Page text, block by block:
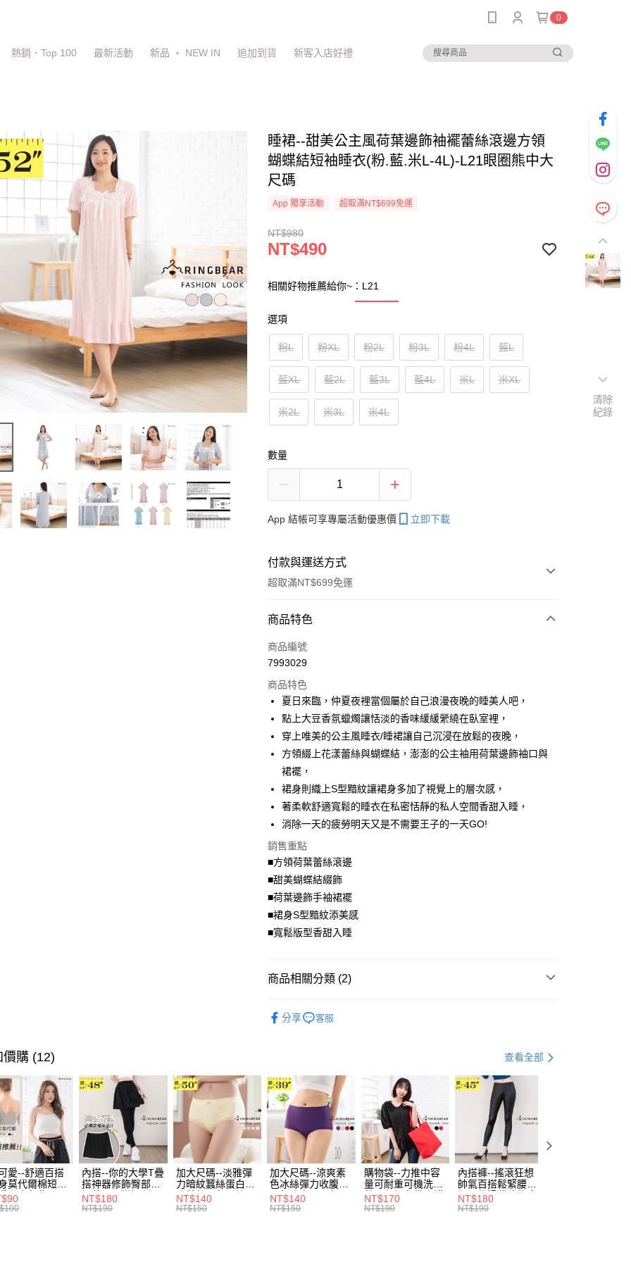
0
熱銷．Top 100 最新活動 新品 ‧ NEW IN 追加到貨 新客入店好禮
睡裙--甜美公主風荷葉邊飾袖襬蕾絲滾邊方領
蝴蝶結短袖睡衣(粉.藍.米L-4L)-L21眼圈熊中大
尺碼
App 獨享活動 超取滿NT$699免運
NT$980
NT$490
相關好物推薦給你~：L21
選項
粉L 粉XL 粉2L 粉3L 粉4L 藍L
藍XL 藍2L 藍3L 藍4L 米L 米XL
米2L 米3L 米4L
數量
App 結帳可享專屬活動優惠價 立即下載
付款與運送方式
超取滿NT$699免運
付款方式
信用卡一次付款
LINE Pay
Apple Pay
街口支付
悠遊付
Google Pay
全盈+PAY
大哥付你分期
相關說明
【大哥付你分期使用說明】
1.本服務由台灣大哥大提供，台灣大哥大用戶可立即使用無須另外申請。
2.付款方式選擇「大哥付你分期」，訂單成立後會自動跳轉到大哥付的交易
流程，驗證手機門號後，選擇欲分期的期數、繳款截止日，確認付款後即
完成交易。
消。如遇「轉專審核」未通過狀況，表示未達大哥付你分期系統評分，恕
無法說明評估內容。
1.分期款項不併入電信帳單，「大哥付你分期」於每月結算日後寄送繳費提
醒簡訊。
【注意事項】
1.本服務係由「台灣大哥大股份有限公司」（以下簡稱本公司）所提供，讓
用戶於交易時，得透過本服務購買商品或服務，並由商店將買賣／分期付
款買賣價金債權讓與本公司後，依約使用本公司帳單繳交帳款。
2.基於同意付款使用「大哥付你分期」之契約關係目的，商店將以您的個人
資料（包含姓名、電話或地址）提供予台灣大哥大進項蒐集、處理及利
用，由本公司與您本人進行分期帳單所需資料之確認、核對及更正。
3.完整用戶服務條款，請詳閱以下連結：https://oppay.tw/userRule
AFTEE先享後付
相關說明
AFTEE先享後付是「在收到商品之後才付款」的支付方式。 讓您購物簡單
２．便利：只要手機號碼，簡訊認證，即可結帳。
３．安心：先確認商品／服務後，再付款。
【「AFTEE先享後付」結帳流程】
１．於結帳方式選擇「AFTEE先享後付」後，將跳轉至「AFTEE先享後
３．收到繳費通知簡訊後14天內，點擊此簡訊中的連結，可透過四大超商
／ATM／網路銀行／等多元方式進行付款，方視為交易完成。
※ 請注意：結帳手續完成當下不需立刻繳費，但若您需要取消訂單，請聯
絡購買商品的店家。未經商家同意取消之訂單仍視為有效，需透過AFTEE
先享後付繳納相關費用。
※ 交易是否成功請以「AFTEE先享後付 」之結帳頁面顯示為準，若有關於
是否繳費成功／繳費後需取消欲退款等相關疑問，請聯繫「AFTEE先享後
付客戶支援中心」https://netprotections.freshdesk.com/support/home
【注意事項】
１．透過由恩沛科技股份有限公司提供之「AFTEE先享後付」服務完成之
交易，需依本服務之必要範圍內提供個人資料，並將交易相關給付款項請
ATM付款
運送方式
每筆NT$70，滿NT$699(含以上)免運費
7-11取貨付款
每筆NT$70，滿NT$799(含以上)免運費
付款後7-11取貨
每筆NT$70，滿NT$699(含以上)免運費
宅配
每筆NT$100，滿NT$1,000(含以上)免運費
商品特色
商品編號
7993029
商品特色
夏日來臨，仲夏夜裡當個屬於自己浪漫夜晚的睡美人吧，
點上大豆香氛蠟燭讓恬淡的香味緩緩縈繞在臥室裡，
穿上唯美的公主風睡衣/睡裙讓自己沉浸在放鬆的夜晚，
方領綴上花漾蕾絲與蝴蝶結，澎澎的公主袖用荷葉邊飾袖口與
裙襬，
裙身則織上S型黯紋讓裙身多加了視覺上的層次感，
著柔軟舒適寬鬆的睡衣在私密恬靜的私人空間香甜入睡，
消除一天的疲勞明天又是不需要王子的一天GO!
銷售重點
■方領荷葉蕾絲滾邊
■甜美蝴蝶結綴飾
■荷葉邊飾手袖裙襬
■裙身S型黯紋添美感
■寬鬆版型香甜入睡
商品相關分類 (2)
分享 客服
價購 (12) 查看全部
愛--舒適百搭
莫代爾棉短版
帶素色背心
黑.灰L-2L)-
內搭--你的大學T疊
搭神器修飾臀部下
擺萬用內搭裙/遮臀
裙(黑2L-6L)-Q155
NT$180
NT$190
加大尺碼--淡雅彈
力暗紋蠶絲蛋白無
痕蕾絲三角內褲
(白.粉.藍.黃XL-
NT$140
NT$150
加大尺碼--涼爽素
色冰絲彈力收腹提
臀無痕中腰三角內
褲(黑.紅.粉.紫L-
NT$140
NT$150
購物袋--力推中容
量可耐重可機洗烘
乾環保帆布袋/側背
包(黑.紅.米F)-
NT$170
NT$190
內搭褲--搖滾狂想
帥氣百搭鬆緊腰頭
超彈絲滑薄款仿皮
褲(黑XL-6L)-R179
NT$180
NT$190
清除
紀錄